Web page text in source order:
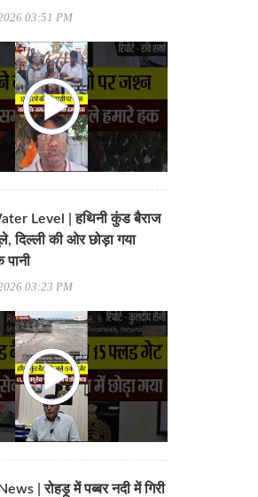
03:51 PM
Level | हथिनी कुंड बैराज
दिल्ली की ओर छोड़ा गया
पानी
03:23 PM
| रोहड़ू में पब्बर नदी में गिरी